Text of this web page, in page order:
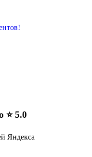
⭐ 5.0
Яндекса